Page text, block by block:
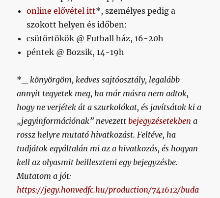
online elővétel itt*, személyes pedig a
szokott helyen és időben:
csütörtökök @ Futball ház, 16-20h
péntek @ Bozsik, 14-19h
*_könyörgöm, kedves sajtóosztály, legalább
annyit tegyetek meg, ha már másra nem adtok,
hogy ne verjétek át a szurkolókat, és javítsátok ki a
„jegyinformációnak” nevezettbejegyzésetekben a
rossz helyre mutató hivatkozást. Feltéve, ha
tudjátok egyáltalán mi az a hivatkozás, és hogyan
kell az olyasmit beilleszteni egy bejegyzésbe.
Mutatom a jót:
https://jegy.honvedfc.hu/production/741612/buda